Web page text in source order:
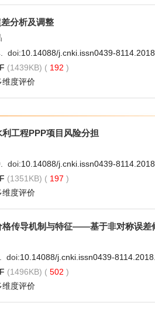
分析及调整
doi:10.14088/j.cnki.issn0439-
(1439KB) ( 192 )
维度评价
工程PPP项目风险分担
doi:10.14088/j.cnki.issn0439-
(1351KB) ( 197 )
维度评价
格传导机制与特征——基于非对称误差
doi:10.14088/j.cnki.issn0439-
(1496KB) ( 502 )
维度评价